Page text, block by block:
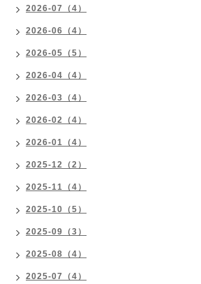
2026-07（4）
2026-06（4）
2026-05（5）
2026-04（4）
2026-03（4）
2026-02（4）
2026-01（4）
2025-12（2）
2025-11（4）
2025-10（5）
2025-09（3）
2025-08（4）
2025-07（4）